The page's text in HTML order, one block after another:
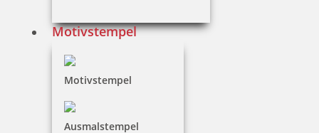
Motivstempel
Motivstempel
Ausmalstempel